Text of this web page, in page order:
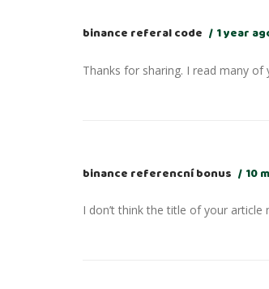
binance referal code 1 year
Thanks for sharing. I read many
binance referencní bonus 10
I don’t think the title of your